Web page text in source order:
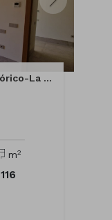
Apartamento en Centro Histórico-La Merce...
m2
116